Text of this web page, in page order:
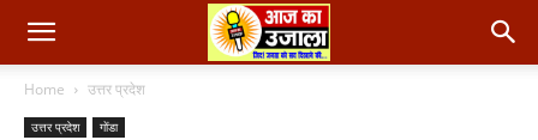
Home उत्तर प्रदेश
उत्तर प्रदेश गोंडा